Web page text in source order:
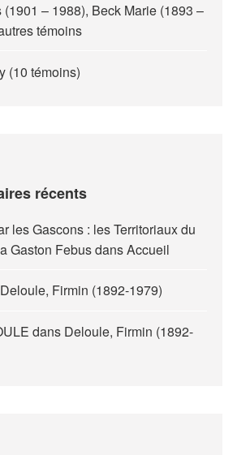
(1901 – 1988), Beck Marie (1893 –
témoins
(10 témoins)
récents
les Gascons : les Territoriaux du
Gaston FebusdansAccueil
Deloule, Firmin (1892-1979)
dans Deloule, Firmin (1892-